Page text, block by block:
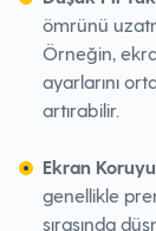
ömrünü
Örneğin,
ayarlarını
artırabilir.
Ekran
genellikle
sırasında